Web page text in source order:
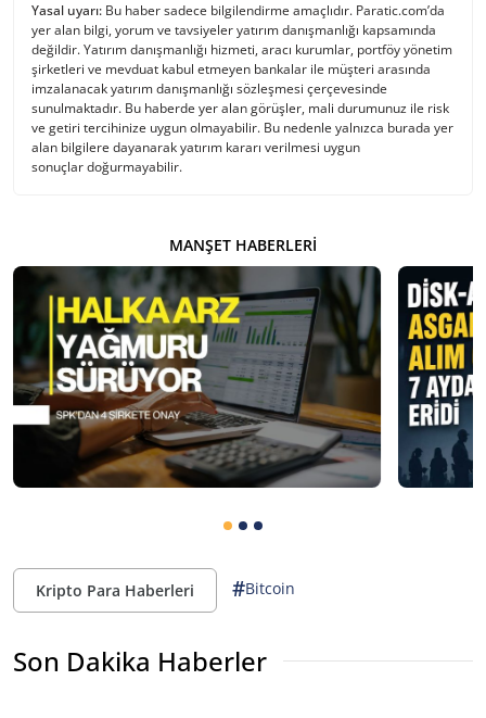
Yasal uyarı: Bu haber sadece bilgilendirme amaçlıdır. Paratic.com’da
yer alan bilgi, yorum ve tavsiyeler yatırım danışmanlığı kapsamında
değildir. Yatırım danışmanlığı hizmeti, aracı kurumlar, portföy yönetim
şirketleri ve mevduat kabul etmeyen bankalar ile müşteri arasında
imzalanacak yatırım danışmanlığı sözleşmesi çerçevesinde
sunulmaktadır. Bu haberde yer alan görüşler, mali durumunuz ile risk
ve getiri tercihinize uygun olmayabilir. Bu nedenle yalnızca burada yer
alan bilgilere dayanarak yatırım kararı verilmesi uygun
sonuçlar doğurmayabilir.
MANŞET HABERLERI
Kripto Para Haberleri #Bitcoin
Son Dakika Haberler